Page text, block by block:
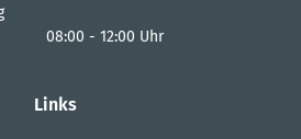
08:00 - 12:00 Uhr
Links